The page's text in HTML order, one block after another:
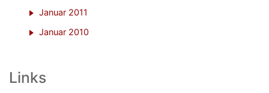
Januar 2011
Januar 2010
Links